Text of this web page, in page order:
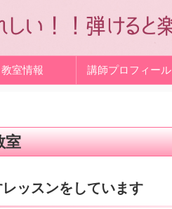
教室情報 講師プロフィール
室
ッスンをしています